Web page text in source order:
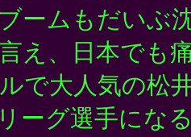
ームもだいぶ
え、日本でも
で大人気の松
ーグ選手にな